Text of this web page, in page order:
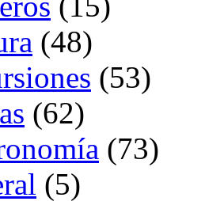
(48)
(53)
(62)
(73)
(5)